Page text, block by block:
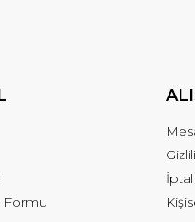
Formu
İptal